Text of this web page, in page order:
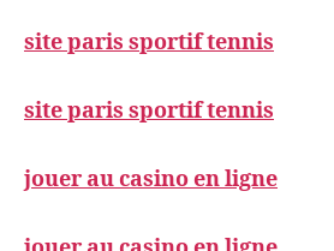
site paris sportif tennis
site paris sportif tennis
jouer au casino en ligne